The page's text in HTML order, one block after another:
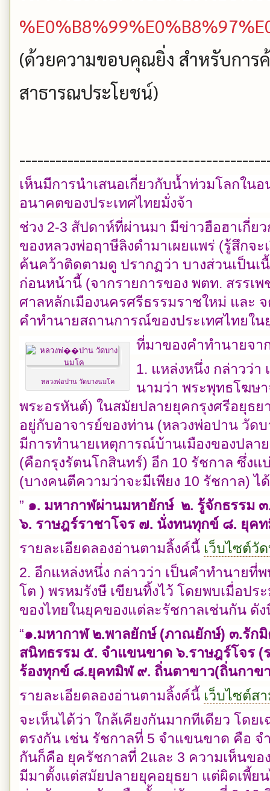
(ด้วยความขอบคุณยิ่ง สำหรับการ
สาธารณประโยชน์)
เห็นมีการนำเสนอเกี่ยวกับน้ำท่วมโลกใน
อนาคตของประเทศไทยมั่งจ้า
ช่วง 2-3 สัปดาห์ที่ผ่านมา มีข่าวฮือฮาเกี่ย
ของหลวงพ่อฤาษีลิงดำมาเผยแพร่ (รู้สึกจ
ค้นคว้าติดตามดู ปรากฏว่า บางส่วนเป็นเ
ก่อนหน้านี้ (จากรายการของ พตท. สรรเ
ศาลหลักเมืองนครศรีธรรมราชใหม่ และ
คำทำนายสถานการณ์ของประเทศไทยใ
หลวงพ่อปาน วัดบางนมโค
ที่มาของคำทำนายจา
1. แหล่งหนึ่ง กล่าวว่
นามว่า พระพุทธโฆษา
พระอรหันต์) ในสมัยปลายยุคกรุงศรีอยุธย
อยู่กับอาจารย์ของท่าน (หลวงพ่อปาน วัด
มีการทำนายเหตุการณ์บ้านเมืองของปลา
(คือกรุงรัตนโกสินทร์) อีก 10 รัชกาล ซึ่งแ
(บางคนตีความว่าจะมีเพียง 10 รัชกาล) ไ
” ๑. มหากาฬผ่านมหายักษ์ ๒. รู้จักธรรม
๖. ราษฎร์ราชาโจร ๗. นั่งทนทุกข์ ๘. ยุค
รายละเอียดลองอ่านตามลิ้งค์นี้ เว็บไซต์วั
2. อีกแหล่งหนึ่ง กล่าวว่า เป็นคำทำนายที่
โต ) พรหมรังษี เขียนทิ้งไว้ โดยพบเมื่อป
ของไทยในยุคของแต่ละรัชกาลเช่นกัน ดัง
“๑.มหากาฬ ๒.พาลยักษ์ (ภาณยักษ์) ๓.รัก
สนิทธรรม ๕. จำแขนขาด ๖.ราษฎร์โจร (
ร้องทุกข์ ๘.ยุคทมิฬ ๙. ถิ่นตาขาว(ถิ่นกาข
รายละเอียดลองอ่านตามลิ้งค์นี้ เว็บไซต์ส
จะเห็นได้ว่า ใกล้เคียงกันมากทีเดียว โด
ตรงกัน เช่น รัชกาลที่ 5 จำแขนขาด คือ
กันก็คือ ยุครัชกาลที่ 2และ 3 ความเห็นขอ
มีมาตั้งแต่สมัยปลายยุคอยุธยา แต่ผิดเพี้ย